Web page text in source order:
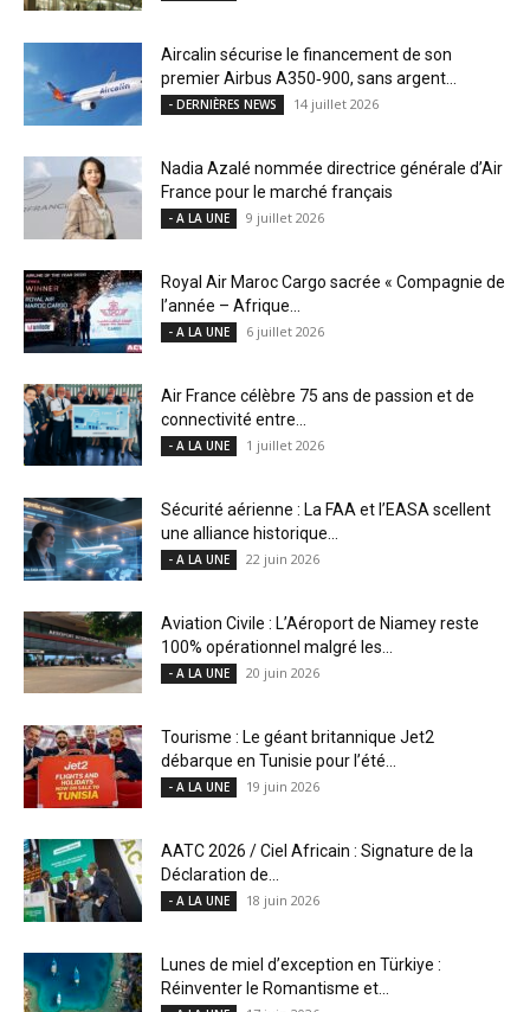
Aircalin sécurise le financement de son
premier Airbus A350‑900, sans argent...
- DERNIÈRES NEWS 14 juillet 2026
Nadia Azalé nommée directrice générale d’Air
France pour le marché français
- A LA UNE 9 juillet 2026
Royal Air Maroc Cargo sacrée « Compagnie de
l’année – Afrique...
- A LA UNE 6 juillet 2026
Air France célèbre 75 ans de passion et de
connectivité entre...
- A LA UNE 1 juillet 2026
Sécurité aérienne : La FAA et l’EASA scellent
une alliance historique...
- A LA UNE 22 juin 2026
Aviation Civile : L’Aéroport de Niamey reste
100% opérationnel malgré les...
- A LA UNE 20 juin 2026
Tourisme : Le géant britannique Jet2
débarque en Tunisie pour l’été...
- A LA UNE 19 juin 2026
AATC 2026 / Ciel Africain : Signature de la
Déclaration de...
- A LA UNE 18 juin 2026
Lunes de miel d’exception en Türkiye :
Réinventer le Romantisme et...